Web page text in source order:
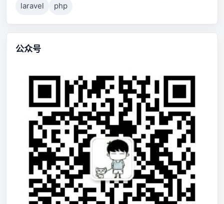
laravel
php
公众号